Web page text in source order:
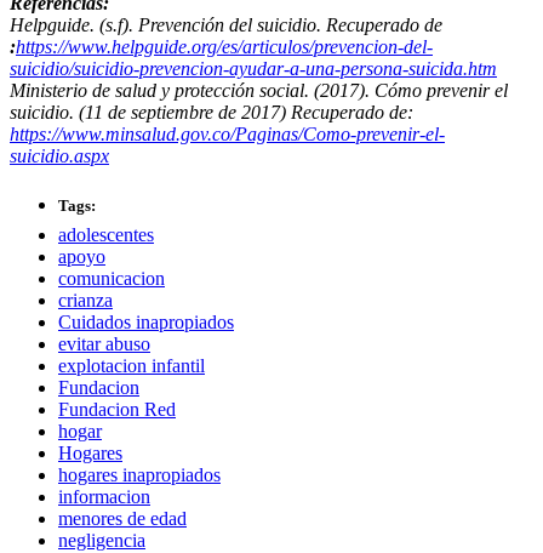
Helpguide. (s.f). Prevención del suicidio. Recuperado de
:https://www.helpguide.org/es/articulos/prevencion-del-
suicidio/suicidio-prevencion-ayudar-a-una-persona-suicida.htm
Ministerio de salud y protección social. (2017). Cómo prevenir el
suicidio. (11 de septiembre de 2017) Recuperado de:
https://www.minsalud.gov.co/Paginas/Como-prevenir-el-
suicidio.aspx
Tags:
adolescentes
apoyo
comunicacion
crianza
Cuidados inapropiados
evitar abuso
explotacion infantil
Fundacion
Fundacion Red
hogar
Hogares
hogares inapropiados
informacion
menores de edad
negligencia